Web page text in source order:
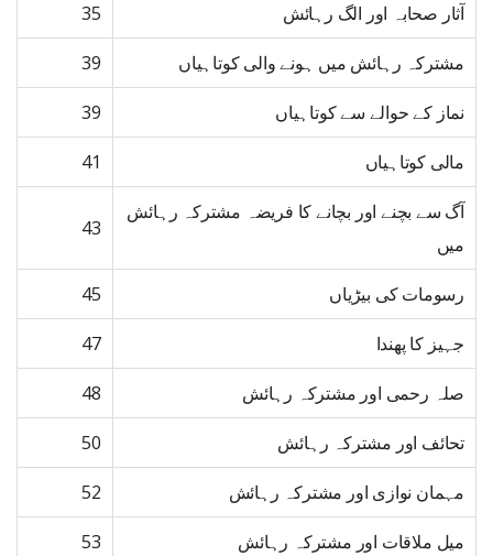
آثار صحابہ اور الگ رہائش 35
مشترکہ رہائش میں ہونے والی کوتاہیاں 39
نماز کے حوالے سے کوتاہیاں 39
مالی کوتاہیاں 41
آگ سے بچنے اور بچانے کا فریضہ مشترکہ رہائش
میں
43
رسومات کی بیڑیاں 45
جہیز کا پھندا 47
صلہ رحمی اور مشترکہ رہائش 48
تحائف اور مشترکہ رہائش 50
مہمان نوازی اور مشترکہ رہائش 52
میل ملاقات اور مشترکہ رہائش 53